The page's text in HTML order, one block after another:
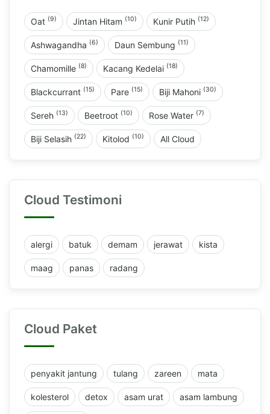
Oat (9) Jintan Hitam (10) Kunir Putih (12)
Ashwagandha (6) Daun Sembung (11)
Chamomille (8) Kacang Kedelai (18)
Blackcurrant (15) Pare (15) Biji Mahoni (30)
Sereh (13) Beetroot (10) Rose Water (7)
Biji Selasih (22) Kitolod (10) All Cloud
Cloud Testimoni
alergi batuk demam jerawat kista
maag panas radang
Cloud Paket
penyakit jantung tulang zareen mata
kolesterol detox asam urat asam lambung